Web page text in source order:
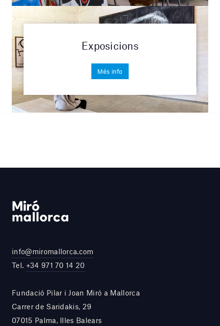
Exposicions
Més info
info@miromallorca.com
Tel. +34 971 70 14 20
Fundació Pilar i Joan Miró a Mallorca
Carrer de Saridakis, 29
07015 Palma, Illes Balears